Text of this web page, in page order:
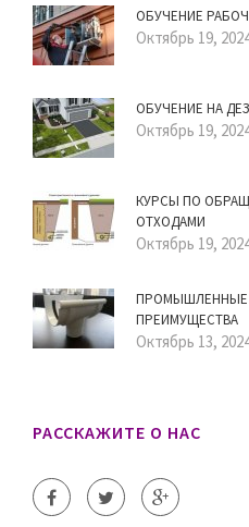
ОБУЧЕНИЕ
Октябрь 19,
ОБУЧЕНИЕ НА
Октябрь 19,
КУРСЫ ПО
ОТХОДАМИ
Октябрь 19,
ПРОМЫШЛЕННЫЕ
ПРЕИМУЩЕСТВА
Октябрь 13,
РАССКАЖИТЕ О НАС